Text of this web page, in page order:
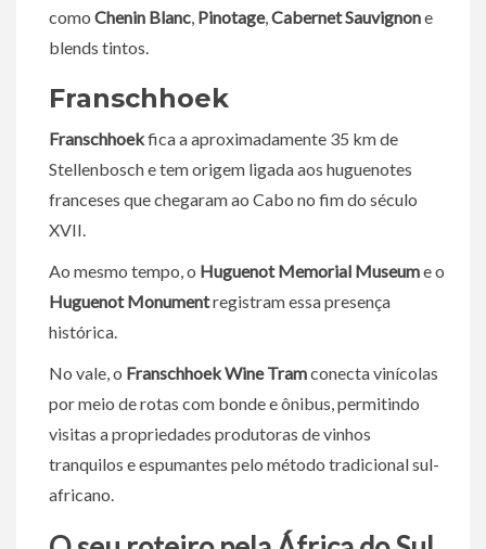
como Chenin Blanc, Pinotage,Cabernet Sauvignone
blends tintos.
Franschhoek
Franschhoekfica a aproximadamente 35 km de
Stellenbosch e tem origem ligada aos huguenotes
franceses que chegaram ao Cabo no fim do século
XVII.
Ao mesmo tempo, o Huguenot Memorial Museume o
Huguenot Monumentregistram essa presença
histórica.
No vale, o Franschhoek Wine Tramconecta vinícolas
por meio de rotas com bonde e ônibus, permitindo
visitas a propriedades produtoras de vinhos
tranquilos e espumantes pelo método tradicional sul-
africano.